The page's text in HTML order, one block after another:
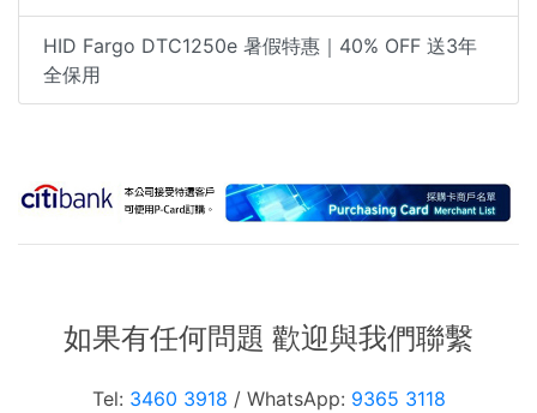
HID Fargo DTC1250e 暑假特惠｜40% OFF 送3年
全保用
如果有任何問題 歡迎與我們聯繫
Tel: 3460 3918 / WhatsApp: 9365 3118